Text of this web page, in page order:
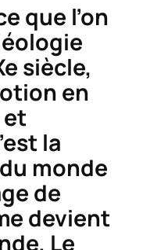
que l’on
siècle,
en
la
monde
de
devient
Le